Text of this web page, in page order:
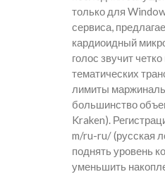
только для
сервиса,
кардиоидный
голос звучит
тематических
лимиты
большинство
Kraken).
m/ru-ru/ (русская
поднять уровень
уменьшить